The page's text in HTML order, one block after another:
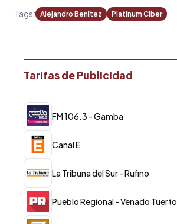
Tags: Alejandro Benítez Platinum Ciber
Tarifas de Publicidad
FM 106.3 - Gamba
Canal E
La Tribuna del Sur - Rufino
Pueblo Regional - Venado Tuerto